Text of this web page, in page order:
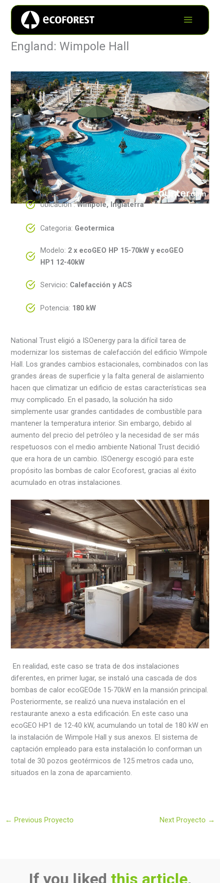
England: Wimpole Hall
Ubicación :Wimpole, Inglaterra
Categoria: Geotermica
Modelo: 2 x ecoGEO HP 15-70kW y ecoGEO
HP1 12-40kW
Servicio: Calefacción y ACS
Potencia: 180 kW
National Trust eligió a ISOenergy para la difícil tarea de
modernizar los sistemas de calefacción del edificio Wimpole
Hall. Los grandes cambios estacionales, combinados con las
grandes áreas de superficie y la falta general de aislamiento
hacen que climatizar un edificio de estas características sea
muy complicado. En el pasado, la solución ha sido
simplemente usar grandes cantidades de combustible para
mantener la temperatura interior. Sin embargo, debido al
aumento del precio del petróleo y la necesidad de ser más
respetuosos con el medio ambiente National Trust decidió
que era hora de un cambio. ISOenergy escogió para este
propósito las bombas de calor Ecoforest, gracias al éxito
acumulado en otras instalaciones.
En realidad, este caso se trata de dos instalaciones
diferentes, en primer lugar, se instaló una cascada de dos
bombas de calor ecoGEOde 15-70kW en la mansión principal.
Posteriormente, se realizó una nueva instalación en el
restaurante anexo a esta edificación. En este caso una
ecoGEO HP1 de 12-40 kW, acumulando un total de 180 kW en
la instalación de Wimpole Hall y sus anexos. El sistema de
captación empleado para esta instalación lo conforman un
total de 30 pozos geotérmicos de 125 metros cada uno,
situados en la zona de aparcamiento.
← Previous Proyecto Next Proyecto →
If you liked this article,